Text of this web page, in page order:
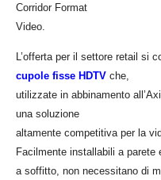
Corridor Format
Video.
L’offerta per il settore retail si
cupole fisse HDTV che,
utilizzate in abbinamento
una soluzione
altamente competitiva per la
Facilmente installabili a parete
a soffitto, non necessitano di